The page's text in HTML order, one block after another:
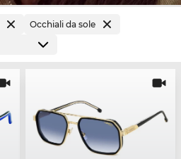
Occhiali da sole